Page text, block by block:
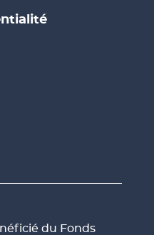
du Fonds